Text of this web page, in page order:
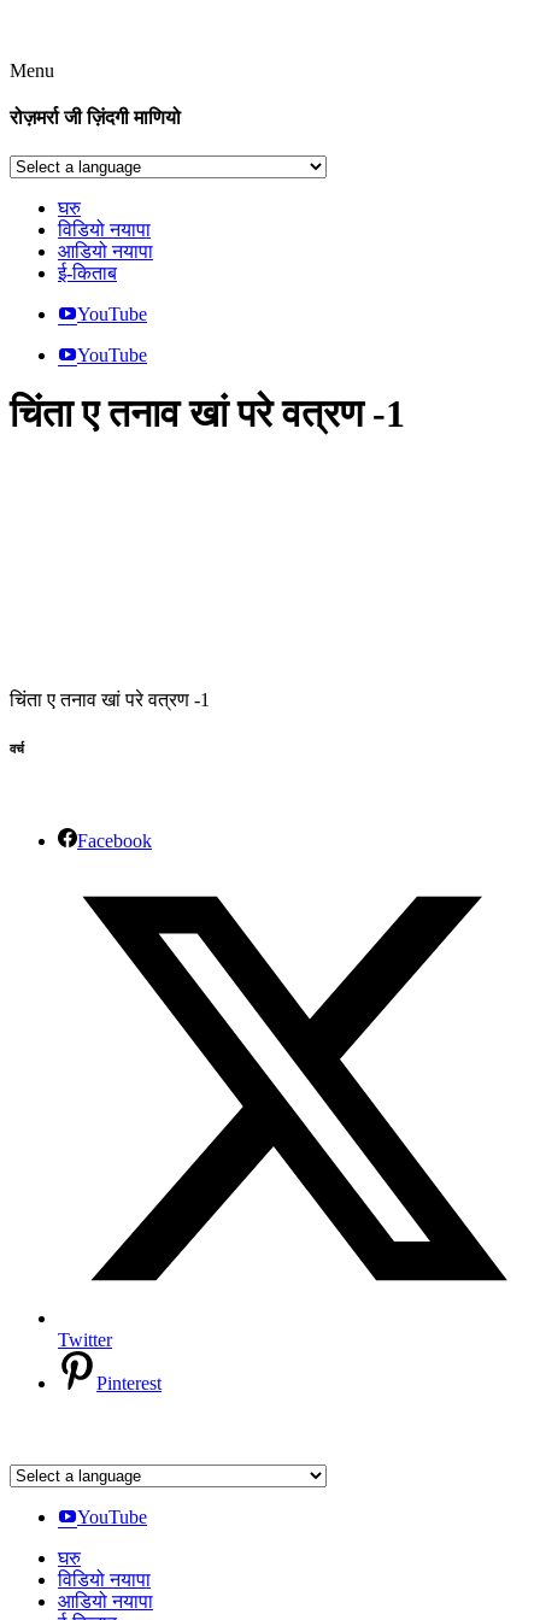
Menu
रोज़मर्रा जी ज़िंदगी माणियो
घरु
विडियो नयापा
आडियो नयापा
ई-किताब
YouTube
YouTube
चिंता ए तनाव खां परे वत्रण -1
चिंता ए तनाव खां परे वत्रण -1
वर्च
Facebook
Twitter
Pinterest
YouTube
घरु
विडियो नयापा
आडियो नयापा